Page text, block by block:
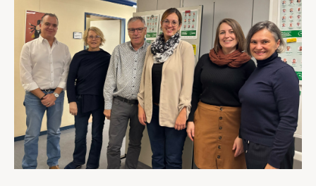
Berufliche Weiterentwicklung
Mitglied werden
Aktuell